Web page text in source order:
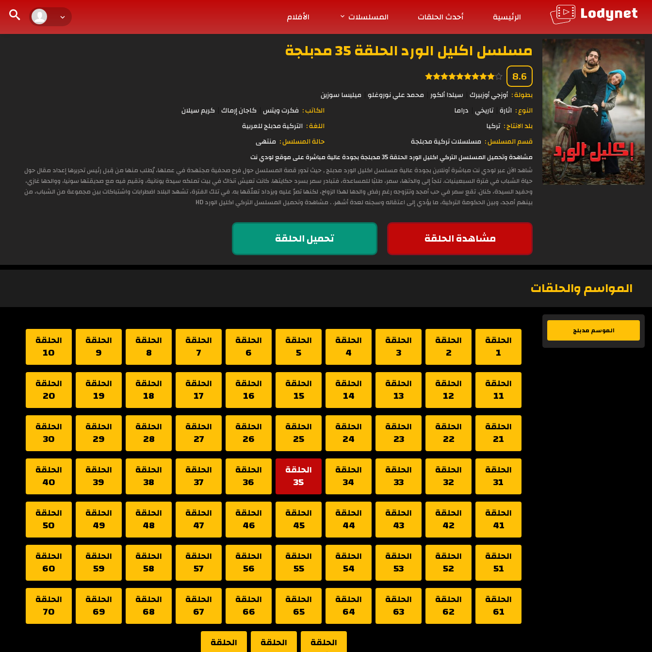
الرئيسية أحدث الحلقات المسلسلات الأفلام
مسلسل اكليل الورد الحلقة 35 مدبلجة
8.6
بطولة : أوزجي أوزبيرك سيلدا ألكور محمد علي نوروغلو ميليسا سوزين
النوع : اثارة تاريخي دراما الكاتب : فكرت ويتس كاجان إرماك كريم سيلان
بلد الانتاج : تركيا اللغة : التركية مدبلج للعربية
قسم المسلسل : مسلسلات تركية مدبلجة حالة المسلسل : منتهى
مشاهدة وتحميل المسلسل التركي اكليل الورد الحلقة 35 مدبلجة بجودة عالية مباشرة على موقع لودي نت
شاهد الآن عبر لودي نت مباشرة أونلاين بجودة عالية مسلسل اكليل الورد مدبلج , حيث تدور قصة المسلسل حول فرح صحفية مجتهدة في عملها، يُطلب منها من قِبل رئيس تحريرها إعداد مقال حول
حياة الشباب في فترة السبعينيات. تلجأ إلى والدتها، سمر، طلبًا للمساعدة، فتبادر سمر بسرد حكايتها. كانت تعيش آنذاك في بيت تملكه سيدة يونانية، وتقيم فيه مع صديقتها سونيا، ووالدها غازي،
وحفيد السيدة، كنان. تقع سمر في حب أمجد وتتزوجه رغم رفض والدها لهذا الزواج، لكنها تصرّ عليه ويزداد تعلّقها به. في تلك الفترة، تشهد البلاد اضطرابات واشتباكات بين مجموعة من الشباب، من
بينهم أمجد، وبين الحكومة التركية، ما يؤدي إلى اعتقاله وسجنه لعدة أشهر. . مشاهدة وتحميل المسلسل التركي اكليل الورد HD
مشاهدة الحلقة تحميل الحلقة
المواسم والحلقات
الموسم مدبلج
الحلقة
1
الحلقة
2
الحلقة
3
الحلقة
4
الحلقة
5
الحلقة
6
الحلقة
7
الحلقة
8
الحلقة
9
الحلقة
10
الحلقة
11
الحلقة
12
الحلقة
13
الحلقة
14
الحلقة
15
الحلقة
16
الحلقة
17
الحلقة
18
الحلقة
19
الحلقة
20
الحلقة
21
الحلقة
22
الحلقة
23
الحلقة
24
الحلقة
25
الحلقة
26
الحلقة
27
الحلقة
28
الحلقة
29
الحلقة
30
الحلقة
31
الحلقة
32
الحلقة
33
الحلقة
34
الحلقة
35
الحلقة
36
الحلقة
37
الحلقة
38
الحلقة
39
الحلقة
40
الحلقة
41
الحلقة
42
الحلقة
43
الحلقة
44
الحلقة
45
الحلقة
46
الحلقة
47
الحلقة
48
الحلقة
49
الحلقة
50
الحلقة
51
الحلقة
52
الحلقة
53
الحلقة
54
الحلقة
55
الحلقة
56
الحلقة
57
الحلقة
58
الحلقة
59
الحلقة
60
الحلقة
61
الحلقة
62
الحلقة
63
الحلقة
64
الحلقة
65
الحلقة
66
الحلقة
67
الحلقة
68
الحلقة
69
الحلقة
70
الحلقة الحلقة الحلقة